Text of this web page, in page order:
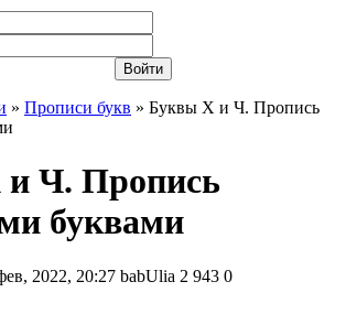
Войти
» Прописи букв » Буквы Х и Ч. Пропись
Ч. Пропись
буквами
2022, 20:27 babUlia 2 943 0